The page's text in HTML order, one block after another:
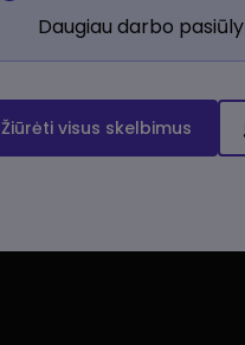
Daugiau darbo
Žiūrėti visus skelbimus